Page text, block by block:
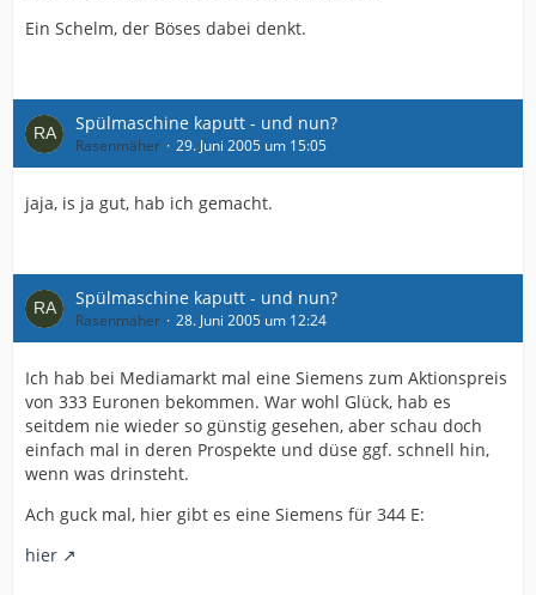
Ein Schelm, der Böses dabei denkt.
Spülmaschine kaputt - und nun?
Rasenmäher 29. Juni 2005 um 15:05
jaja, is ja gut, hab ich gemacht.
Spülmaschine kaputt - und nun?
Rasenmäher 28. Juni 2005 um 12:24
Ich hab bei Mediamarkt mal eine Siemens zum Aktionspreis
von 333 Euronen bekommen. War wohl Glück, hab es
seitdem nie wieder so günstig gesehen, aber schau doch
einfach mal in deren Prospekte und düse ggf. schnell hin,
wenn was drinsteht.
Ach guck mal, hier gibt es eine Siemens für 344 E:
hier